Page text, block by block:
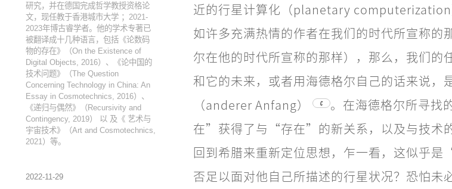
研究，并在德国完成哲学教授资格论
文，现任教于香港城市大学 ；2021-
2023年博古睿学者。他的学术专著已
被翻译成十几种语言，包括《论数码
物的存在》（On the Existence of
Digital Objects, 2016）、《论中国的
技术问题》（The Question
Concerning Technology in China: An
Essay in Cosmotechnics, 2016）、
《递归与偶然》（Recursivity and
Contingency, 2019） 以 及《 艺术与
宇宙技术》（Art and Cosmotechnics,
2021）等。
2022-11-29
近的行星计算化（planetary computerization
如许多充满热情的作者在我们的时代所宣称的
尔在他的时代所宣称的那样），那么，我们的
和它的未来，或者用海德格尔自己的话来说，
（anderer Anfang）
C
。在海德格尔所寻找
在”获得了与“存在”的新关系，以及与技术
回到希腊来重新定位思想，乍一看，这似乎
否足以面对他自己所描述的行星状况？恐怕未必